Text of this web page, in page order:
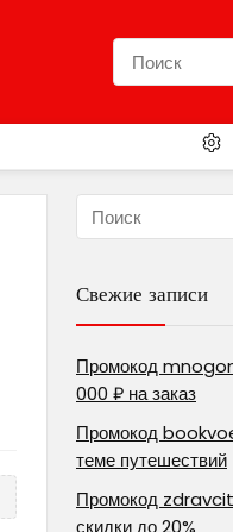
Свежие записи
Промокод
000 ₽ на заказ
Промокод
теме путешествий
Промокод
скидки до 20%